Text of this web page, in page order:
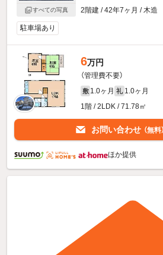
すべての写真
2階建 / 42年7ヶ月 / 木造
駐車場あり
6万円
（管理費不要）
敷 1.0ヶ月 礼 1.0ヶ月
1階 / 2LDK / 71.78㎡
お問い合わせ （無料）
ほか提供